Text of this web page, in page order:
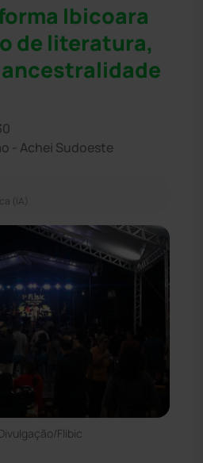
Ibicoara
de literatura,
- Achei Sudoeste
(IA)
Flibic